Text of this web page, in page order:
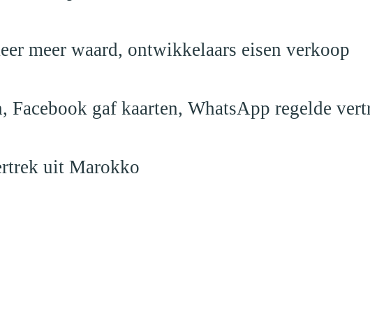
meer waard, ontwikkelaars eisen verkoop
gaf kaarten, WhatsApp regelde
uit Marokko